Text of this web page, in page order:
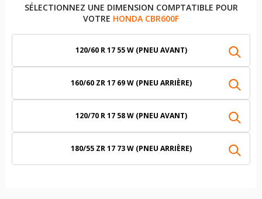
SÉLECTIONNEZ UNE DIMENSION COMPTATIBLE POUR
VOTRE HONDA CBR600F
120/60 R 17 55 W (PNEU AVANT)
160/60 ZR 17 69 W (PNEU ARRIÈRE)
120/70 R 17 58 W (PNEU AVANT)
180/55 ZR 17 73 W (PNEU ARRIÈRE)